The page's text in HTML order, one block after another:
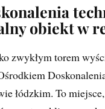
obiekt w
zwykłym torem
łódzkim. To